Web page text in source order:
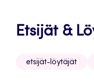
Etsijät &
etsijät-löytäjät